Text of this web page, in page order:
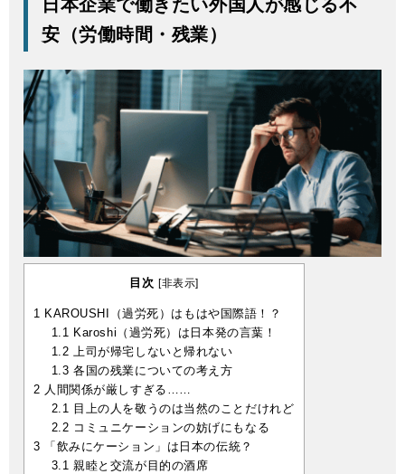
日本企業で働きたい外国人が感じる不
安（労働時間・残業）
目次 [非表示]
1 KAROUSHI（過労死）はもはや国際語！？
1.1 Karoshi（過労死）は日本発の言葉！
1.2 上司が帰宅しないと帰れない
1.3 各国の残業についての考え方
2 人間関係が厳しすぎる……
2.1 目上の人を敬うのは当然のことだけれど
2.2 コミュニケーションの妨げにもなる
3 「飲みにケーション」は日本の伝統？
3.1 親睦と交流が目的の酒席